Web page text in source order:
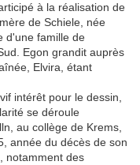
à la réalisation de
de Schiele, née
d'une famille de
Egon grandit auprès
Elvira, étant
intérêt pour le dessin,
se déroule
au collège de Krems,
année du décès de son
notamment des